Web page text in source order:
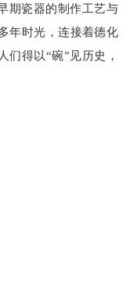
瓷器的制作工艺与
年时光，连接着德化
们得以“碗”见历史，